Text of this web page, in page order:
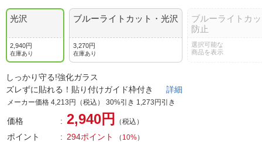
光沢
2,940円
在庫あり
ブルーライトカット・光沢
3,270円
在庫あり
ブルーライトカ
防止
選択可能な
商品を表示
しっかり守る!強化ガラス
ズレずに貼れる！貼り付けガイド枠付き 詳細
メーカー価格 4,213円（税込） 30%引き 1,273円引き
価格 2,940円 （税込）
ポイント 294ポイント （ 10%）